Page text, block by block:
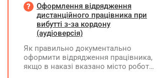
ЮО з використанням типів
нарахувань 2 та 3. Додатки,
інформація щодо яких не
коригується, у рядку 06 не
Оформлення відрядження
дистанційного працівника при
вибутті з-за кордону
(аудіоверсія)
Як правильно документально
оформити відрядження працівника,
якщо в наказі вказано місто роботи